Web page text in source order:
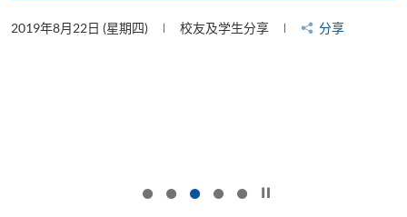
2019年8月22日 (星期四) 校友及学生分享 分享